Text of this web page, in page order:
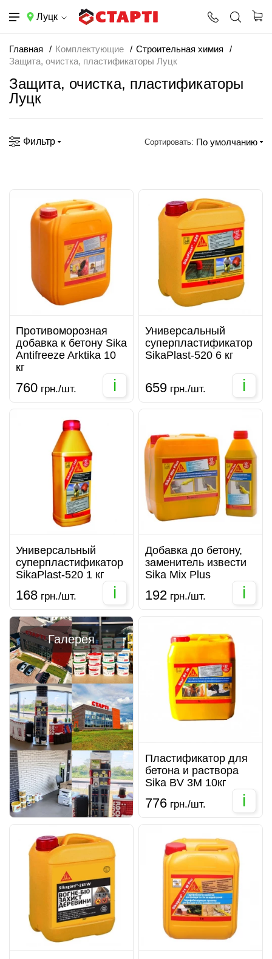
Луцк
Главная Комплектующие
Строительная химия
Защита, очистка, пластификаторы Луцк
Защита, очистка, пластификаторы
Луцк
Фильтр Сортировать: По умолчанию
Противоморозная
добавка к бетону Sika
Antifreeze Arktika 10
кг
760 грн./шт. i
Универсальный
суперпластификатор
SikaPlast-520 6 кг
659 грн./шт. i
Универсальный
суперпластификатор
SikaPlast-520 1 кг
168 грн./шт. i
Добавка до бетону,
заменитель извести
Sika Mix Plus
192 грн./шт. i
Галерея
Пластификатор для
бетона и раствора
Sika BV 3M 10кг
776 грн./шт. i